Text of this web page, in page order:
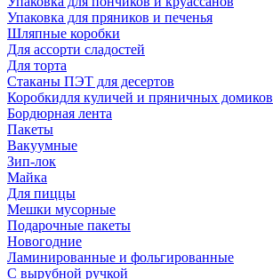
Упаковка для пряников и печенья
Шляпные коробки
Для ассорти сладостей
Для торта
Стаканы ПЭТ для десертов
Коробкидля куличей и пряничных домиков
Бордюрная лента
Пакеты
Вакуумные
Зип-лок
Майка
Для пиццы
Мешки мусорные
Подарочные пакеты
Новогодние
Ламинированные и фольгированные
С вырубной ручкой